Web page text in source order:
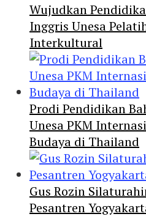
Wujudkan
Inggris Unesa
Interkultural
Prodi Pendidikan
Unesa PKM
Budaya di Thailand
Gus Rozin
Pesantren